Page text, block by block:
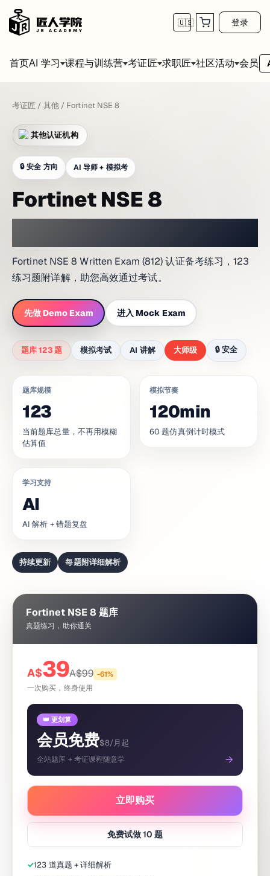
🇺🇸 登录
首页AI 学习 课程与训练营 考证匠 求职匠 社区活动 会员
考证匠 / 其他/ Fortinet NSE 8
其他认证机构
🔒 安全 方向 AI 导师 + 模拟考
Fortinet NSE 8
Fortinet NSE 8 Written Exam (812) 认证备考练习，123
练习题附详解，助您高效通过考试。
先做 Demo Exam 进入 Mock Exam
题库 123 题 模拟考试 AI 讲解 大师级 🔒安全
题库规模
123
当前题库总量，不再用模糊
估算值
模拟节奏
120min
60 题仿真倒计时模式
学习支持
AI
AI 解析 + 错题复盘
持续更新 每题附详细解析
Fortinet NSE 8 题库
真题练习，助你通关
A$39A$99 -61%
一次购买，终身使用
👑 更划算
会员免费$8/月起
全站题库 + 考证课程随意学 →
立即购买
免费试做 10 题
✓123 道真题 + 详细解析